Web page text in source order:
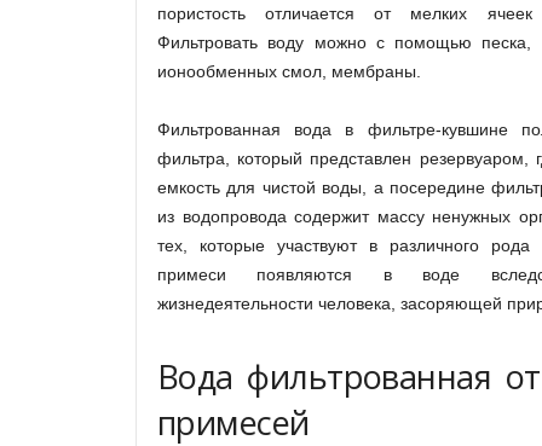
пористость отличается от мелких
Фильтровать воду можно с помощью песка,
ионообменных смол, мембраны.
Фильтрованная вода в фильтре-кувшине
фильтра, который представлен резервуаром,
емкость для чистой воды, а посередине
из водопровода содержит массу ненужных
тех, которые участвуют в различного
примеси появляются в воде
жизнедеятельности человека, засоряющей
Вода фильтрованная
примесей